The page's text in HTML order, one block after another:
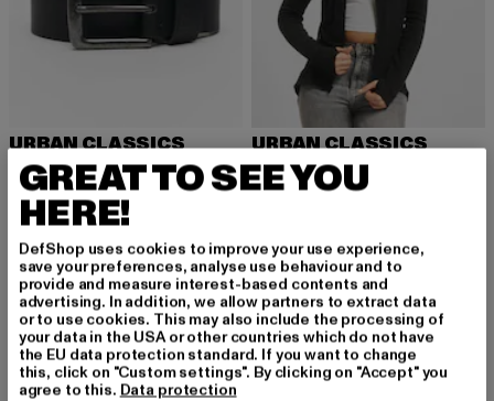
URBAN CLASSICS
Leather Imitation
16,49 EUR
Ajankohtainen hinta: 16,49 EUR
29,99 EUR Kampanjahinta: 29,99 EUR
URBAN CLASSICS
Athletic Interlock
29,99 EUR
Ajankohtainen hinta: 29,99 EUR
49,99 EUR
UUSI -43% -43%
GREAT TO SEE YOU
HERE!
DefShop uses cookies to improve your use experience,
save your preferences, analyse use behaviour and to
provide and measure interest-based contents and
advertising. In addition, we allow partners to extract data
or to use cookies. This may also include the processing of
your data in the USA or other countries which do not have
the EU data protection standard. If you want to change
this, click on "Custom settings". By clicking on "Accept" you
agree to this. Data protection